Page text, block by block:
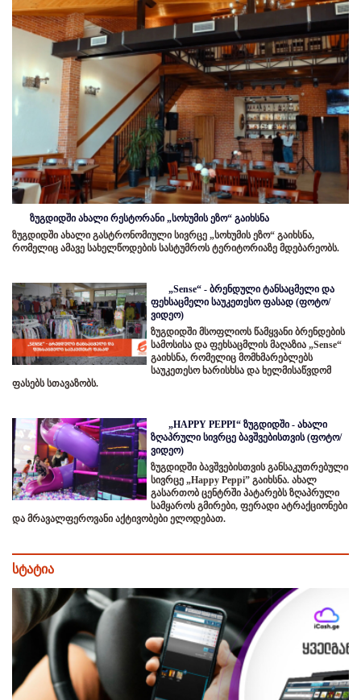
ზუგდიდში ახალი რესტორანი „სოხუმის ეზო“ გაიხსნა
ზუგდიდში ახალი გასტრონომიული სივრცე „სოხუმის ეზო“ გაიხსნა,
რომელიც ამავე სახელწოდების სასტუმროს ტერიტორიაზე მდებარეობს.
„Sense“ - ბრენდული ტანსაცმელი და
ფეხსაცმელი საუკეთესო ფასად (ფოტო/
ვიდეო)
ზუგდიდში მსოფლიოს წამყვანი ბრენდების
სამოსისა და ფეხსაცმლის მაღაზია „Sense“
გაიხსნა, რომელიც მომხმარებლებს
საუკეთესო ხარისხსა და ხელმისაწვდომ
ფასებს სთავაზობს.
„HAPPY PEPPI“ ზუგდიდში - ახალი
ზღაპრული სივრცე ბავშვებისთვის (ფოტო/
ვიდეო)
ზუგდიდში ბავშვებისთვის განსაკუთრებული
სივრცე „Happy Peppi” გაიხსნა. ახალ
გასართობ ცენტრში პატარებს ზღაპრული
სამყაროს გმირები, ფერადი ატრაქციონები
და მრავალფეროვანი აქტივობები ელოდებათ.
სტატია